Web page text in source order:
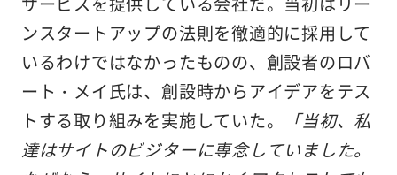
ンスタートアップの法則を徹適的に採用して
いるわけではなかったものの、創設者のロバ
ート・メイ氏は、創設時からアイデアをテス
トする取り組みを実施していた。
「当初、私
達はサイトのビジターに専念していました。